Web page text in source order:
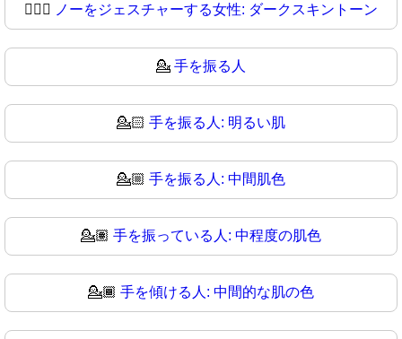
🙆🏿‍♀ ノーをジェスチャーする女性: ダークスキントーン
💁 手を振る人
💁🏻 手を振る人: 明るい肌
💁🏼 手を振る人: 中間肌色
💁🏽 手を振っている人: 中程度の肌色
💁🏾 手を傾ける人: 中間的な肌の色